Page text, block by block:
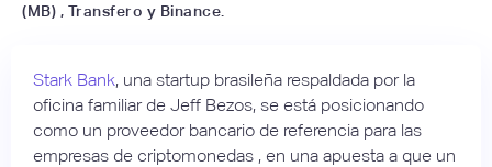
(MB) , Transfero y Binance.
Stark Bank, una startup brasileña respaldada por la
oficina familiar de Jeff Bezos, se está posicionando
como un proveedor bancario de referencia para las
empresas de criptomonedas , en una apuesta a que un